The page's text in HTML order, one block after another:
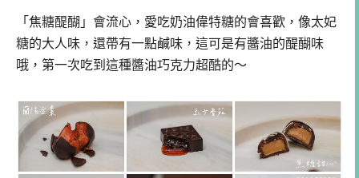
「焦糖醍醐」會流心，愛吃奶油偉特糖的會喜歡，像太妃
糖的大人味，還帶有一點鹹味，這可是有醬油的醍醐味
哦，第一次吃到這種醬油巧克力超酷的～